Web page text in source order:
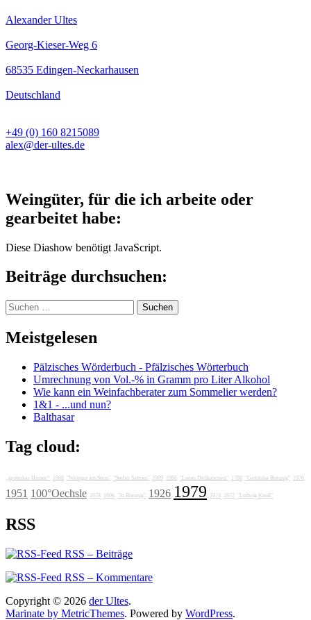
Alexander Ultes
Georg-Kieser-Weg 6
68535 Edingen-Neckarhausen
Deutschland
+49 (0) 160 8215089
alex@der-ultes.de
Weingüter, für die ich arbeite oder
gearbeitet habe:
Diese Diashow benötigt JavaScript.
Beiträge durchsuchen:
Suchen
nach:
Meistgelesen
Pälzisches Wörderbuch - Pfälzisches Wörterbuch
Umrechnung von Vol.-% in Gramm pro Liter Alkohol
Wie kann ein Weinfachberater zum Sommelier werden?
1&1 - ...und nun?
Balthasar
Tag cloud:
„grotesker Humor“ 1988 "Weingut am Stein" "Stefan Sattran" 1989 1986 "Lunas Delikatessen" 1788 "Getränke Breunig" 1976
1951 100°Oechsle 1978 1606 "Jo Breunig" 1926 1979 1974 1972 "Ludwig Knoll"
RSS
RSS – Beiträge
RSS – Kommentare
Copyright © 2026 der Ultes.
Marinate by MetricThemes. Powered by WordPress.